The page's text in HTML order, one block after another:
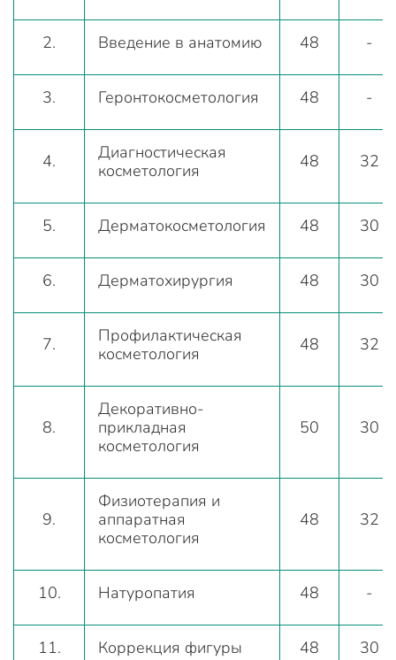
2. Введение в анатомию 48 -
3. Геронтокосметология 48 -
4.
Диагностическая
косметология
48 32
5. Дерматокосметология 48 30
6. Дерматохирургия 48 30
7.
Профилактическая
косметология
48 32
8.
Декоративно-
прикладная
косметология
50 30
9.
Физиотерапия и
аппаратная
косметология
48 32
10. Натуропатия 48 -
11. Коррекция фигуры 48 30